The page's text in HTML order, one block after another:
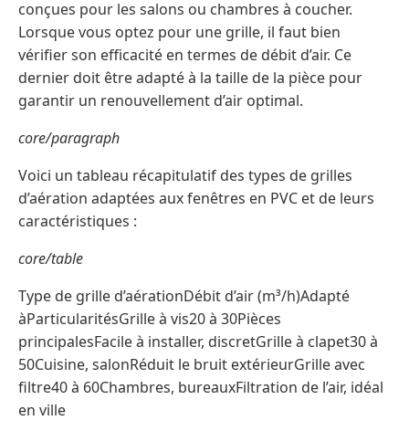
conçues pour les salons ou chambres à coucher.
Lorsque vous optez pour une grille, il faut bien
vérifier son efficacité en termes de débit d’air. Ce
dernier doit être adapté à la taille de la pièce pour
garantir un renouvellement d’air optimal.
core/paragraph
Voici un tableau récapitulatif des types de grilles
d’aération adaptées aux fenêtres en PVC et de leurs
caractéristiques :
core/table
Type de grille d’aérationDébit d’air (m³/h)Adapté
àParticularitésGrille à vis20 à 30Pièces
principalesFacile à installer, discretGrille à clapet30 à
50Cuisine, salonRéduit le bruit extérieurGrille avec
filtre40 à 60Chambres, bureauxFiltration de l’air, idéal
en ville